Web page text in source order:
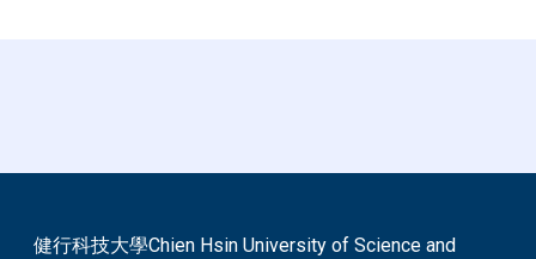
健行科技大學Chien Hsin University of Science and